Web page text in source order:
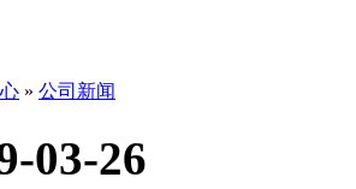
» 公司新闻
03-26